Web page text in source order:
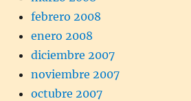
febrero 2008
enero 2008
diciembre 2007
noviembre 2007
octubre 2007